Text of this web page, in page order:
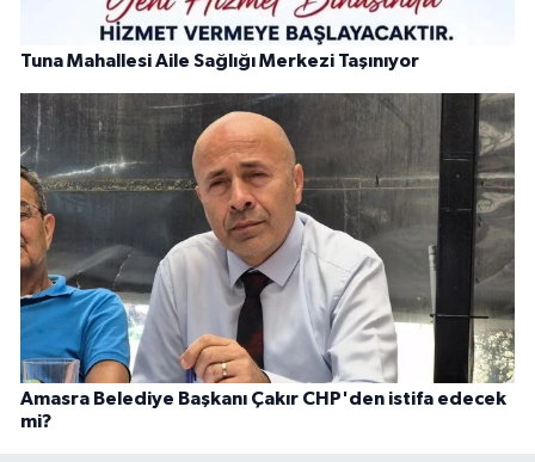
Tuna Mahallesi Aile Sağlığı Merkezi Taşınıyor
Amasra Belediye Başkanı Çakır CHP'den istifa edecek
mi?